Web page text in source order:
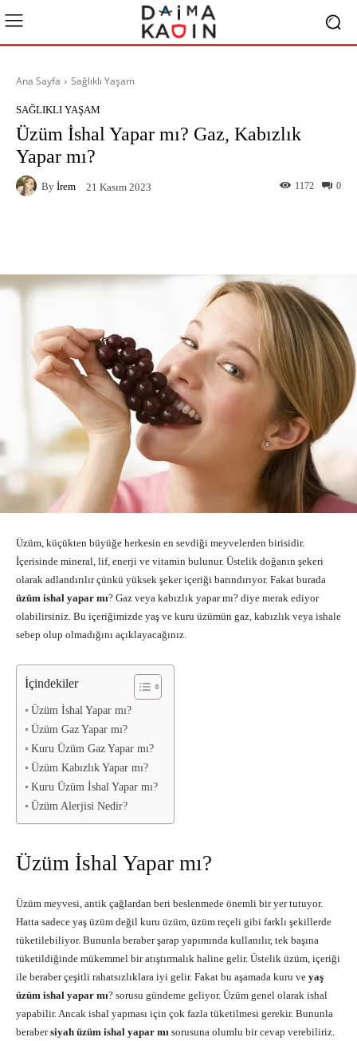
Ana Sayfa Sağlıklı Yaşam
SAĞLIKLI YAŞAM
Üzüm İshal Yapar mı? Gaz, Kabızlık
Yapar mı?
By İrem 21 Kasım 2023 0
1172
Üzüm, küçükten büyüğe herkesin en sevdiği meyvelerden birisidir.
İçerisinde mineral, lif, enerji ve vitamin bulunur. Üstelik doğanın şekeri
olarak adlandırılır çünkü yüksek şeker içeriği barındırıyor. Fakat burada
üzüm ishal yapar mı? Gaz veya kabızlık yapar mı? diye merak ediyor
olabilirsiniz. Bu içeriğimizde yaş ve kuru üzümün gaz, kabızlık veya ishale
sebep olup olmadığını açıklayacağınız.
İçindekiler
Üzüm İshal Yapar mı?
Üzüm Gaz Yapar mı?
Kuru Üzüm Gaz Yapar mı?
Üzüm Kabızlık Yapar mı?
Kuru Üzüm İshal Yapar mı?
Üzüm Alerjisi Nedir?
Üzüm İshal Yapar mı?
Üzüm meyvesi, antik çağlardan beri beslenmede önemli bir yer tutuyor.
Hatta sadece yaş üzüm değil kuru üzüm, üzüm reçeli gibi farklı şekillerde
tüketilebiliyor. Bununla beraber şarap yapımında kullanılır, tek başına
tüketildiğinde mükemmel bir atıştırmalık haline gelir. Üstelik üzüm, içeriği
ile beraber çeşitli rahatsızlıklara iyi gelir. Fakat bu aşamada kuru ve yaş
üzüm ishal yapar mı? sorusu gündeme geliyor. Üzüm genel olarak ishal
yapabilir. Ancak ishal yapması için çok fazla tüketilmesi gerekir. Bununla
berabersiyah üzüm ishal yapar mı sorusuna olumlu bir cevap verebiliriz.